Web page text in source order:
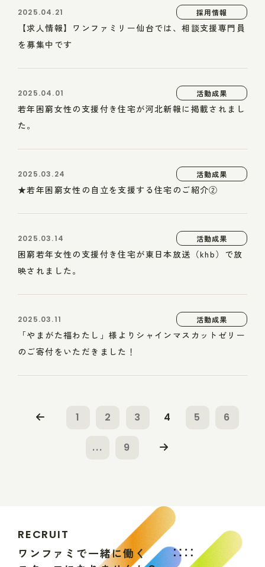
2025.04.21 採用情報
【求人情報】ワンファミリー仙台では、相談支援専門員
を募集中です
2025.04.01 活動成果
若年困窮女性の支援付き住宅が河北新報に掲載されまし
た。
2025.03.24 活動成果
★若年困窮女性の自立を支援する住宅のご紹介②
2025.03.14 活動成果
困窮若年女性の支援付き住宅が東日本放送（khb）で放
映されました。
2025.03.11 活動成果
「やまがた福わたし」様よりシャインマスカットゼリー
のご寄付をいただきました！
1 2 3 4 5 6
... 9
RECRUIT
ワ ン フ ァ ミ で一緒に働 く